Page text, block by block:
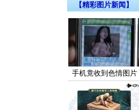
【精彩图片新闻】
手机竟收到色情图片